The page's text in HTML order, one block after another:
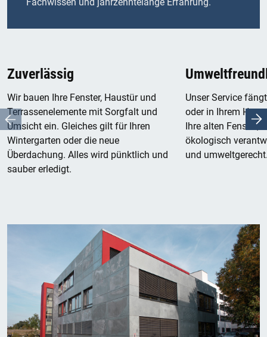
Zuverlässig
Wir bauen Ihre Fenster, Haustür und
Terrassenelemente mit Sorgfalt und
Umsicht ein. Gleiches gilt für Ihren
Wintergarten oder die neue
Überdachung. Alles wird pünktlich und
sauber erledigt.
Unser Service
oder in Ihrem
Ihre alten Fenster,
ökologisch
und